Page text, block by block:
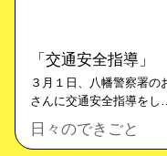
「交通安全指導」
３月１日、八幡警察署の
さんに交通安全指導をし…
日々のできごと